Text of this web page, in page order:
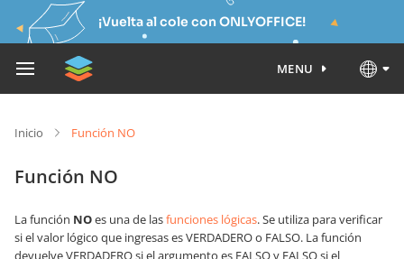
¡Vuelta al cole con ONLYOFFICE!
MENU
Inicio Función NO
Función NO
La función NOes una de lasfunciones lógicas. Se utiliza para verificar
si el valor lógico que ingresas es VERDADERO o FALSO. La función
devuelve VERDADERO si el argumento es FALSO y FALSO si el